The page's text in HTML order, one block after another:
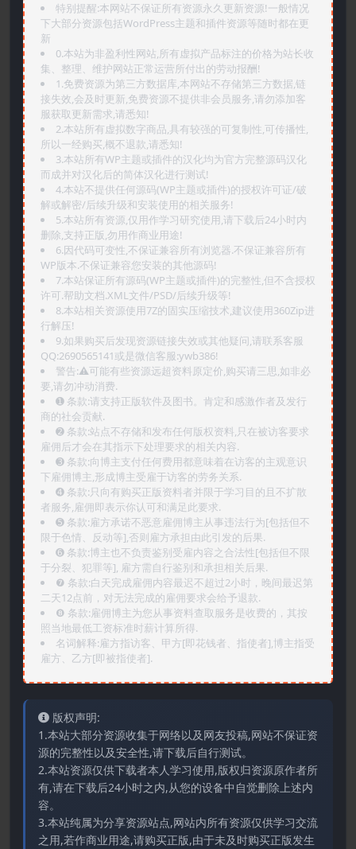
特别提醒:本网站不保证所有资源永久更新资源!一般情况
下大部分资源包括WordPress主题和插件资源等随时都在更
新
0.本站为非盈利性网站,所有虚拟产品标注的价格为站长收
集、整理、维护网站正常运营所付出的劳动报酬!
1.免费资源为第三方数据库,本网站不存储第三方数据,链
接失效,会及时更新,免费资源不提供非会员服务,请勿添加客
服获取更新需求,请悉知!
2.本站所有虚拟数字商品,具有较强的可复制性,可传播性,
所以一经购买,概不退款,请悉知!
3.本站所有WP主题或插件的汉化均为官方完整源码汉化
而成并对汉化后的简体汉化进行测试!
4.本站不提供任何源码(WP主题或插件)的授权许可证/破
解或解密/后续升级和安装使用的相关服务!
5.本站所有资源,仅用作学习研究使用,请下载后24小时内
删除,支持正版,勿用作商业用途!
6.因代码可变性,不保证兼容所有浏览器.不保证兼容所有
WP版本.不保证兼容您安装的其他源码!
7.本站保证所有源码(WP主题或插件)的完整性,但不含授权
许可.帮助文档.XML文件/PSD/后续升级等!
8.本站相关资源使用7Z的固实压缩技术,建议使用360Zip进
行解压!
9.如果购买后发现资源链接失效或其他疑问,请联系客服
QQ:2690565141或是微信客服:ywb386!
警告:⚠️可能有些资源远超资料原定价,购买请三思,如非必
要,请勿冲动消费.
➊️ 条款:请支持正版软件及图书。肯定和感激作者及发行
商的社会贡献.
➋️ 条款:站点不存储和发布任何版权资料,只在被访客要求
雇佣后才会在其指示下处理要求的相关内容.
➌️ 条款:向博主支付任何费用都意味着在访客的主观意识
下雇佣博主,形成博主受雇于访客的劳务关系.
➍️ 条款:只向有购买正版资料者并限于学习目的且不扩散
者服务,雇佣即表示你认可和满足此要求.
➎ 条款:雇方承诺不恶意雇佣博主从事违法行为[包括但不
限于色情、反动等],否则雇方承担由此引发的后果.
➏️ 条款:博主也不负责鉴别受雇内容之合法性[包括但不限
于分裂、犯罪等], 雇方需自行鉴别和承担相关后果.
❼ 条款:白天完成雇佣内容最迟不超过2小时，晚间最迟第
二天12点前，对无法完成的雇佣要求会给予退款.
❽ 条款:雇佣博主为您从事资料查取服务是收费的，其按
照当地最低工资标准时薪计算所得.
名词解释:雇方指访客、甲方[即花钱者、指使者],博主指受
雇方、乙方[即被指使者].
版权声明:
1.本站大部分资源收集于网络以及网友投稿,网站不保证资
源的完整性以及安全性,请下载后自行测试。
2.本站资源仅供下载者本人学习使用,版权归资源原作者所
有,请在下载后24小时之内,从您的设备中自觉删除上述内
容。
3.本站纯属为分享资源站点,网站内所有资源仅供学习交流
之用,若作商业用途,请购买正版,由于未及时购买正版发生